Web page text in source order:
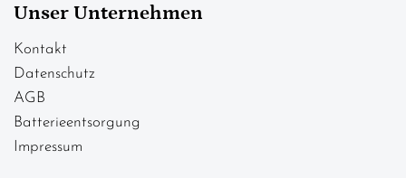
Unser Unternehmen
Kontakt
Datenschutz
AGB
Batterieentsorgung
Impressum